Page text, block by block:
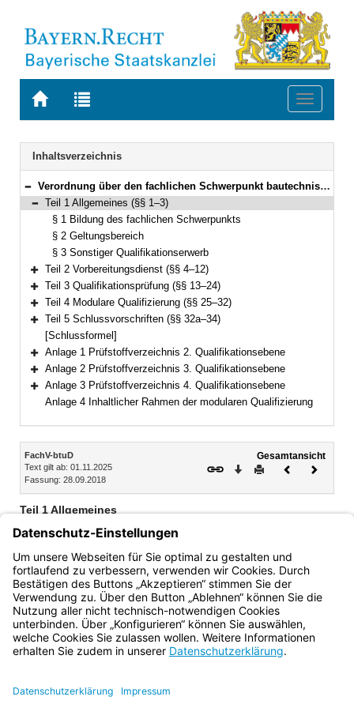
Zur
BAYERN.RECHT
Zur
letzten
Suche
Toggle
Navigation
Inhaltsverzeichnis
Bereich reduzieren
Verordnung über den fachlichen Schwerpunkt bautechnischer und umweltfachlicher Verwaltungsdienst (Fachverordnung bautechnischer und umweltfachlicher Verwaltungsdienst – FachV-btuD) Vom 28. September 2018 (GVBl. S. 755) BayRS 2038-3-1-8-V (§§ 1–34)
Bereich reduzieren
Teil 1 Allgemeines (§§ 1–3)
§ 1 Bildung des fachlichen Schwerpunkts
§ 2 Geltungsbereich
§ 3 Sonstiger Qualifikationserwerb
Bereich erweitern
Teil 2 Vorbereitungsdienst (§§ 4–12)
Bereich erweitern
Teil 3 Qualifikationsprüfung (§§ 13–24)
Bereich erweitern
Teil 4 Modulare Qualifizierung (§§ 25–32)
Bereich erweitern
Teil 5 Schlussvorschriften (§§ 32a–34)
[Schlussformel]
Bereich erweitern
Anlage 1 Prüfstoffverzeichnis 2. Qualifikationsebene
Bereich erweitern
Anlage 2 Prüfstoffverzeichnis 3. Qualifikationsebene
Bereich erweitern
Anlage 3 Prüfstoffverzeichnis 4. Qualifikationsebene
Anlage 4 Inhaltlicher Rahmen der modularen Qualifizierung
Inhalt
FachV-btuD
Text gilt ab: 01.11.2025
Fassung: 28.09.2018
Gesamtansicht
Download
DruckenVorheriges
Teil 1 Allgemeines
§ 1 Bildung des fachlichen Schwerpunkts
§ 2 Geltungsbereich
§ 3 Sonstiger Qualifikationserwerb
Bayern.de
BayernPortal
Impressum